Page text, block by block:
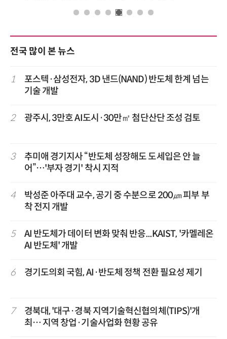
전국 많이 본 뉴스
1
포스텍·삼성전자, 3D 낸드(NAND) 반도체 한계 넘는
기술 개발
2 광주시, 3만호 AI도시·30만㎡ 첨단산단 조성 검토
3
추미애 경기지사 “반도체 성장해도 도세입은 안 늘
어”…'부자 경기' 착시 지적
4
박성준 아주대 교수, 공기 중 수분으로 200㎛ 피부 부
착 전지 개발
5
AI 반도체가 데이터 변화 맞춰 반응...KAIST, '카멜레온
AI 반도체' 개발
6 경기도의회 국힘, AI·반도체 정책 전환 필요성 제기
7
경북대, '대구·경북 지역기술혁신협의체(TIPS)'개
최… 지역 창업·기술사업화 현황 공유